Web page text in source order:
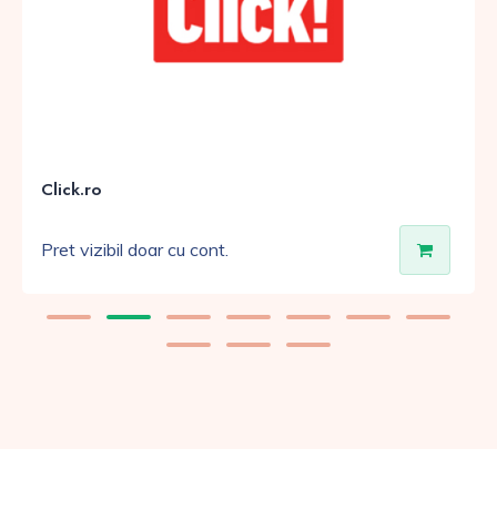
Click.ro
Pret vizibil doar cu cont.